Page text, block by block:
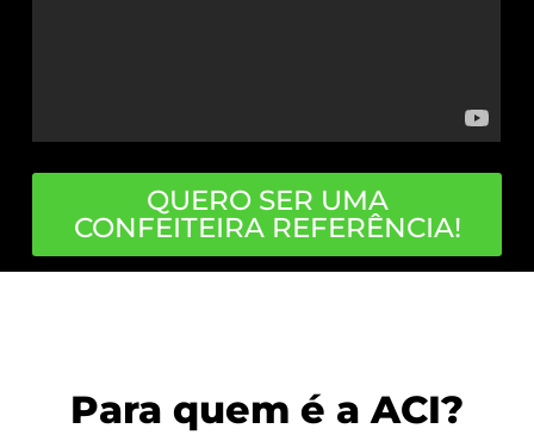
QUERO SER UMA
CONFEITEIRA REFERÊNCIA!
Para quem é a ACI?